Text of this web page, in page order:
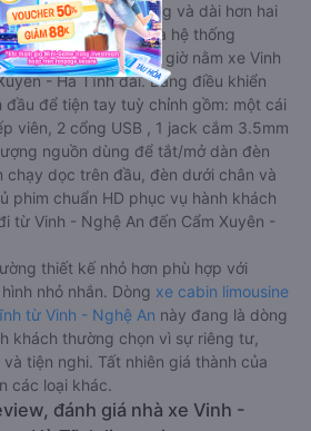
seat belt. Giường rộng và dài hơn hai
thoải mái. Đặc biệt là hệ thống
thư giãn trong những giờ nằm xe Vinh
- Hà Tĩnh dài. Bảng điều khiển
đầu để tiện tay tuỳ chỉnh gồm: một cái
viên, 2 cổng USB , 1 jack cắm 3.5mm
nguồn dùng để tắt/mở dàn đèn
chạy dọc trên đầu, đèn dưới chân và
phim chuẩn HD phục vụ hành khách
từ Vinh - Nghệ An đến Cẩm Xuyên -
thiết kế nhỏ hơn phù hợp với
nhỏ nhắn. Dòng xe cabin limousine
từ Vinh - Nghệ An này đang là dòng
khách thường chọn vì sự riêng tư,
tiện nghi. Tất nhiên giá thành của
các loại khác.
đánh giá nhà xe Vinh -